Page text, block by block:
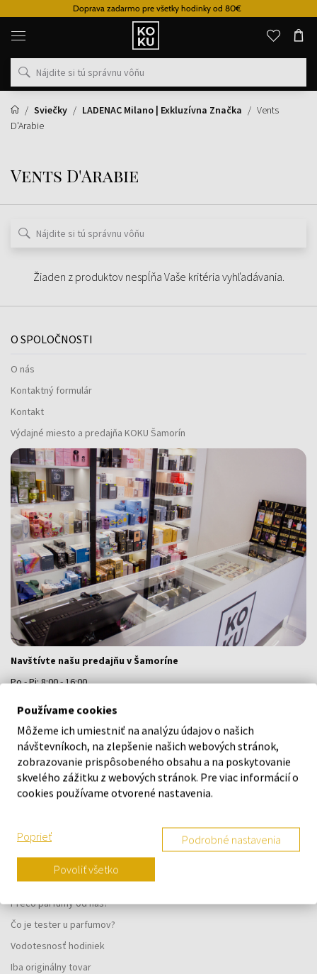
Doprava zadarmo pre všetky hodinky od 80€
Originálne
parfémy
hodinky
na
mieste
Sviečky
LADENAC Milano | Exkluzívna Značka
Vents
D'Arabie
Vents D'Arabie
Žiaden z produktov nespĺňa Vaše kritéria vyhľadávania.
O SPOLOČNOSTI
O nás
Kontaktný formulár
Kontakt
Výdajné miesto a predajňa KOKU Šamorín
Navštívte našu predajňu v Šamoríne
Po - Pi: 8:00 - 16:00
Na Bratislavskej 64/76, Šamorín, 931 01
VŠETKO O NÁKUPE
Vernostný systém
Všeobecné obchodné podmienky
Reklamačný formulár
Spôsob doručenia
Kedy obdržím objednaný tovar?
Prečo parfumy od nás?
Čo je tester u parfumov?
Vodotesnosť hodiniek
Iba originálny tovar
Používame cookies
Môžeme ich umiestniť na analýzu údajov o našich
návštevníkoch, na zlepšenie našich webových stránok,
zobrazovanie prispôsobeného obsahu a na poskytovanie
skvelého zážitku z webových stránok. Pre viac informácií o
cookies používame otvorené nastavenia.
Poprieť Podrobné nastavenia
Povoliť všetko